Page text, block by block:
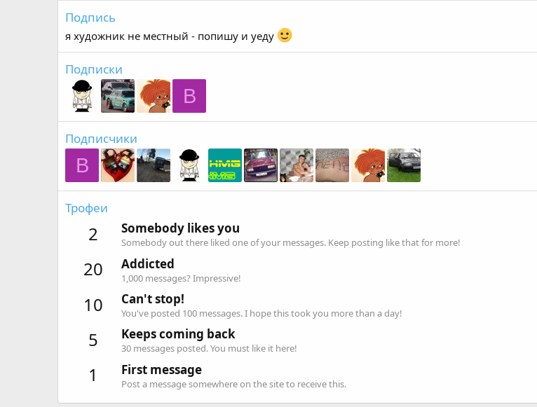
Подпись
я художник не местный - попишу и уеду
Подписки
B
Подписчики
B
Трофеи
2 Somebody likes you
Somebody out there liked one of your messages. Keep posting like that for more!
20 Addicted
1,000 messages? Impressive!
10 Can't stop!
You've posted 100 messages. I hope this took you more than a day!
5 Keeps coming back
30 messages posted. You must like it here!
1 First message
Post a message somewhere on the site to receive this.